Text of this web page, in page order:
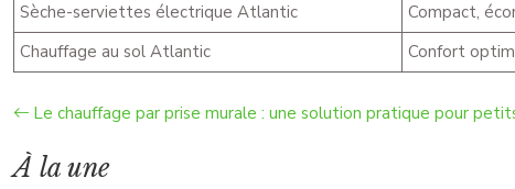
Sèche-serviettes électrique Atlantic
Compact,
Chauffage au sol Atlantic
Confort
Le chauffage par prise murale : une solution pratique pour
À la une